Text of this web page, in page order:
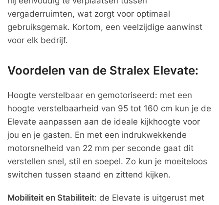
vergaderruimten, wat zorgt voor optimaal
gebruiksgemak. Kortom, een veelzijdige aanwinst
voor elk bedrijf.
Voordelen van de Stralex Elevate:
Hoogte verstelbaar en gemotoriseerd: met een
hoogte verstelbaarheid van 95 tot 160 cm kun je de
Elevate aanpassen aan de ideale kijkhoogte voor
jou en je gasten. En met een indrukwekkende
motorsnelheid van 22 mm per seconde gaat dit
verstellen snel, stil en soepel. Zo kun je moeiteloos
switchen tussen staand en zittend kijken.
Mobiliteit en Stabiliteit: de Elevate is uitgerust met